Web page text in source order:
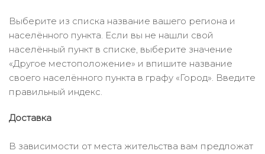
Выберите из списка название вашего региона и
населённого пункта. Если вы не нашли свой
населённый пункт в списке, выберите значение
«Другое местоположение» и впишите название
своего населённого пункта в графу «Город». Введите
правильный индекс.
Доставка
В зависимости от места жительства вам предложат